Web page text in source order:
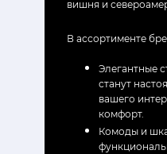
вишня и
В ассортименте
Элегантные
станут
вашего
комфорт.
Комоды и